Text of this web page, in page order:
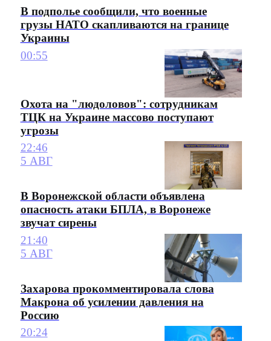
В подполье сообщили, что военные
грузы НАТО скапливаются на границе
Украины
00:55
Охота на "людоловов": сотрудникам
ТЦК на Украине массово поступают
угрозы
22:46
5 АВГ
В Воронежской области объявлена
опасность атаки БПЛА, в Воронеже
звучат сирены
21:40
5 АВГ
Захарова прокомментировала слова
Макрона об усилении давления на
Россию
20:24